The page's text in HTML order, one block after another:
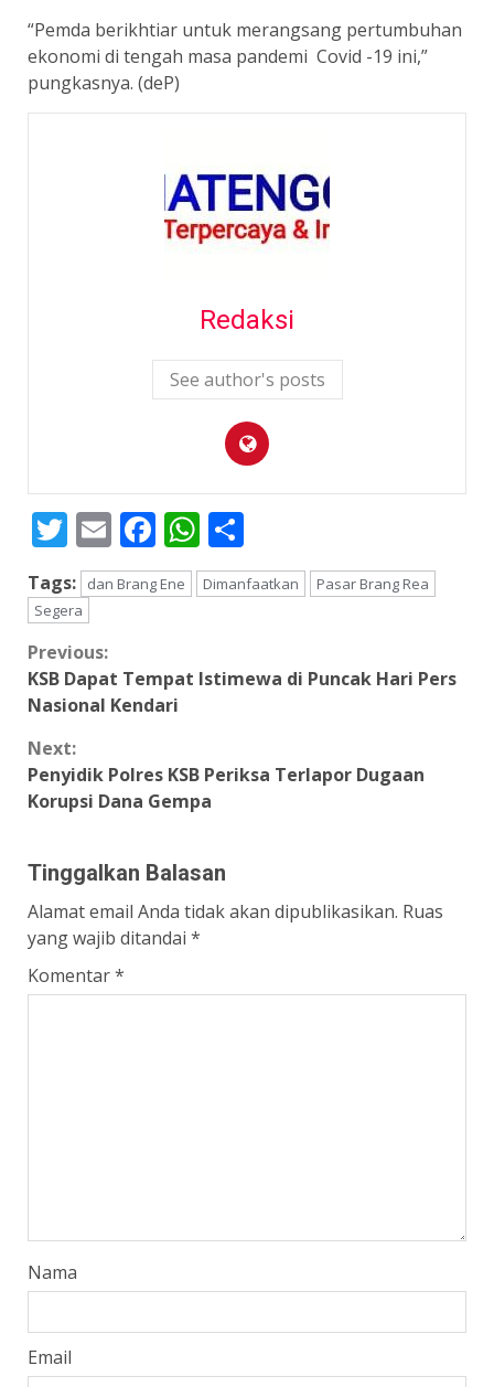
“Pemda berikhtiar untuk merangsang pertumbuhan
ekonomi di tengah masa pandemi Covid -19 ini,”
pungkasnya. (deP)
Redaksi
See author's posts
Twitter
EmailFacebook
WhatsApp
Tags: dan Brang Ene Dimanfaatkan
Pasar Brang Rea
Segera
Continue
Reading
Previous:
KSB Dapat Tempat Istimewa di Puncak Hari Pers
Nasional Kendari
Next:
Penyidik Polres KSB Periksa Terlapor Dugaan
Korupsi Dana Gempa
Tinggalkan Balasan
Alamat email Anda tidak akan dipublikasikan. Ruas
yang wajib ditandai *
Komentar*
Nama
Email